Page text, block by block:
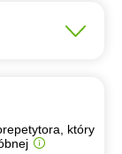
który
20:30